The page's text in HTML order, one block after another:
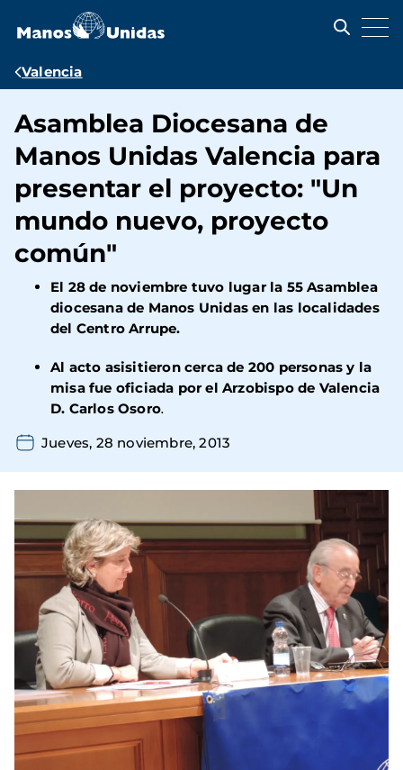
contenido
Ruta
navegación
Valencia
Asamblea Diocesana de
Manos Unidas Valencia para
presentar el proyecto: "Un
mundo nuevo, proyecto
común"
El 28 de noviembre tuvo lugar la 55 Asamblea
diocesana de Manos Unidas en las localidades
del Centro Arrupe.
Al acto asisitieron cerca de 200 personas y la
misa fue oficiada por el Arzobispo de Valencia
D. Carlos Osoro.
Jueves, 28 noviembre, 2013